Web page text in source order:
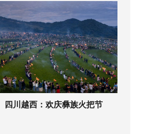
四川越西：欢庆彝族火把节